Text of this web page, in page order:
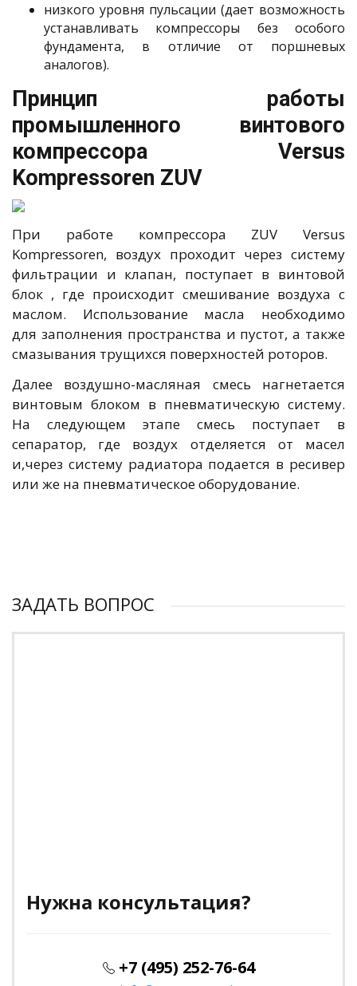
низкого уровня пульсации (дает возможность
устанавливать компрессоры без особого
фундамента, в отличие от поршневых
аналогов).
Принцип работы
промышленного винтового
компрессора Versus
Kompressoren ZUV
При работе компрессора ZUV Versus
Kompressoren, воздух проходит через систему
фильтрации и клапан, поступает в винтовой
блок , где происходит смешивание воздуха с
маслом. Использование масла необходимо
для заполнения пространства и пустот, а также
смазывания трущихся поверхностей роторов.
Далее воздушно-масляная смесь нагнетается
винтовым блоком в пневматическую систему.
На следующем этапе смесь поступает в
сепаратор, где воздух отделяется от масел
и,через систему радиатора подается в ресивер
или же на пневматическое оборудование.
ЗАДАТЬ ВОПРОС
Нужна консультация?
+7 (495) 252-76-64